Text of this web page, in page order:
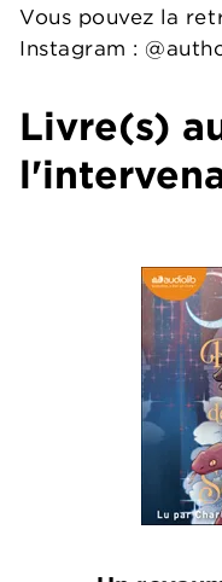
Vous pouvez la
Instagram :
Livre(s)